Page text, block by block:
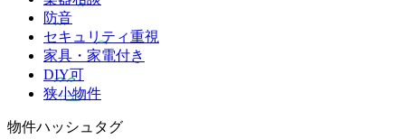
防音
セキュリティ重視
家具・家電付き
DIY可
狭小物件
物件ハッシュタグ